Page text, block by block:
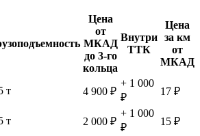
Цена
от
МКАД
до 3-го
кольца
Внутри
ТТК
Цена
за км
от
МКАД
т 4 900 ₽
+ 1 000
₽
17 ₽
т 2 000 ₽
+ 1 000
₽
15 ₽